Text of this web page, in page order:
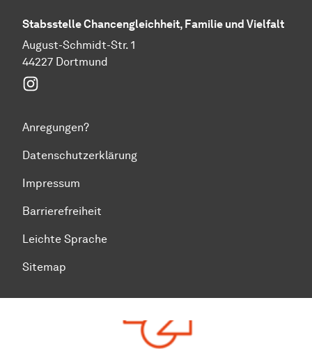
Stabs­stel­le Chancengleichheit, Familie und Vielfalt
August-Schmidt-Str. 1
44227 Dortmund
Anregungen?
Datenschutzerklärung
Impressum
Barrierefreiheit
Leichte Sprache
Sitemap